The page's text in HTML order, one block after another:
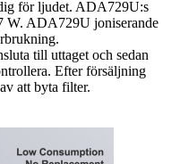
för ljudet. ADA729U:s
W. ADA729U joniserande
till uttaget och sedan
Efter försäljning
att byta filter.